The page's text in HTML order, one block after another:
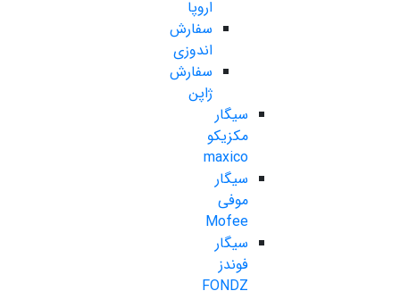
اروپا
سفارش
اندوزی
سفارش
ژاپن
سیگار
مکزیکو
maxico
سیگار
موفی
Mofee
سیگار
فوندز
FONDZ